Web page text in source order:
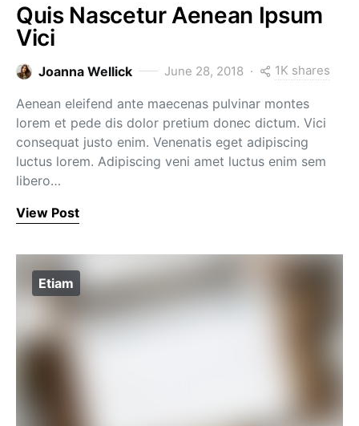
Quis Nascetur Aenean Ipsum
Vici
Joanna Wellick June 28, 2018 1K shares
Aenean eleifend ante maecenas pulvinar montes
lorem et pede dis dolor pretium donec dictum. Vici
consequat justo enim. Venenatis eget adipiscing
luctus lorem. Adipiscing veni amet luctus enim sem
libero…
View Post
Etiam